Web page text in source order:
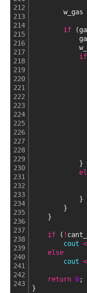
212
213
214
215
216
217
218
219
220
221
222
223
224
225
226
227
228
229
230
231
232
233
234
235
236
237
238
239
240
241
242
243
w_gas
if
if
}
}
}
}
if ( !
cout <
else
cout <
return 0;
}